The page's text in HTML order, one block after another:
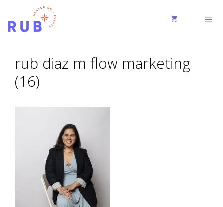
rub diaz m flow marketing
(16)